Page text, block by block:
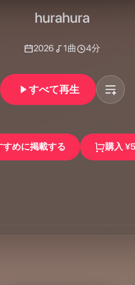
hurahura
2026 1曲 4分
すべて再生
すめに掲載する 購入